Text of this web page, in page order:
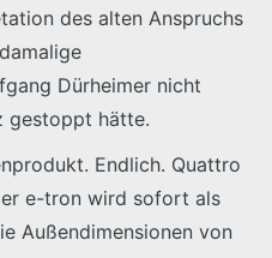
des alten Anspruchs
Dürheimer nicht
gestoppt hätte.
Endlich. Quattro
e-tron wird sofort als
Außendimensionen von